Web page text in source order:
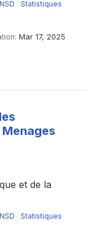
Statistiques
Mar 17, 2025
et de la
Statistiques